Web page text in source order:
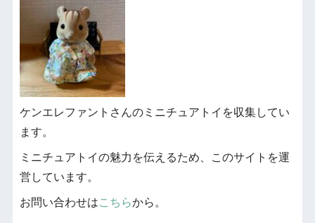
ケンエレファントさんのミニチュアトイを収集してい
ます。
ミニチュアトイの魅力を伝えるため、このサイトを運
営しています。
お問い合わせはこちらから。